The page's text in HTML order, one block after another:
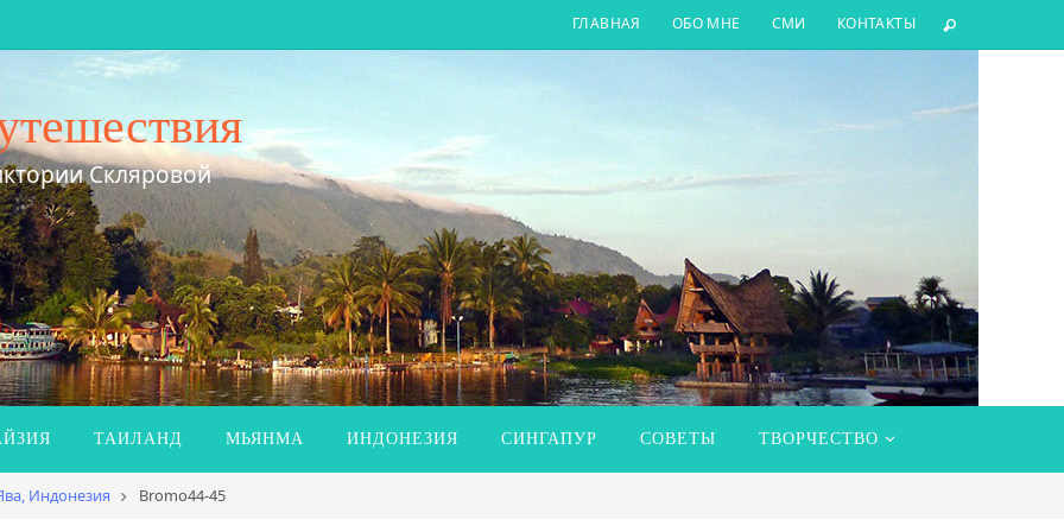
ГЛАВНАЯ ОБО МНЕ СМИ КОНТАКТЫ
Скляровой
ТАИЛАНД МЬЯНМА ИНДОНЕЗИЯ СИНГАПУР СОВЕТЫ ТВОРЧЕСТВО
Индонезия Bromo44-45